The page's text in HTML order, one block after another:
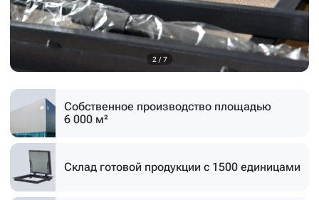
3 / 7
Собственное производство площадью
6 000 м²
Склад готовой продукции с 1500 единицами